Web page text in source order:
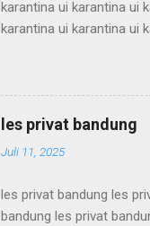
karantina ui karantina ui
karantina ui karantina ui
karantina ui karantina
karantina ui karantina ui
karantina ui karantina ui
karantina ui karant...
les privat bandung
Juli 11, 2025
les privat bandung les
bandung les privat